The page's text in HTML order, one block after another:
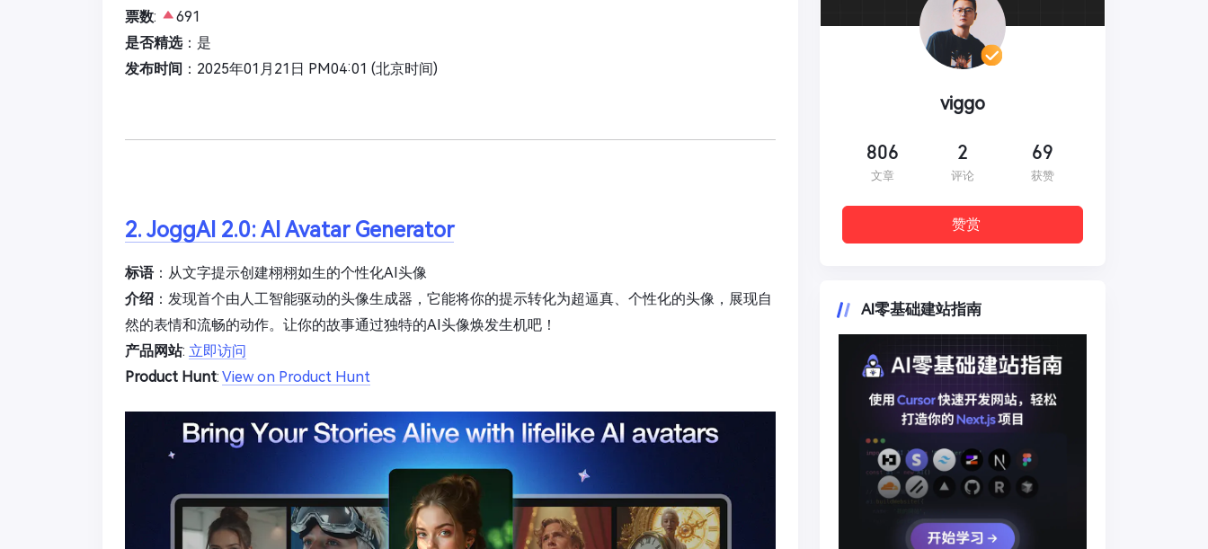
票数:
691
是否精选：是
发布时间 ：2025年01月21日 PM04:01 (北京时间)
2. JoggAI 2.0: AI Avatar Generator
标语：从文字提示创建栩栩如生的个性化AI头像
介绍 ：发现首个由人工智能驱动的头像生成器，它能将你的提示转化为超逼真、个性化的头像，展现自
然的表情和流畅的动作。让你的故事通过独特的AI头像焕发生机吧！
产品网站: 立即访问
Product Hunt: View on Product Hunt
viggo
806
文章
2
评论
69
获赞
赞赏
AI零基础建站指南